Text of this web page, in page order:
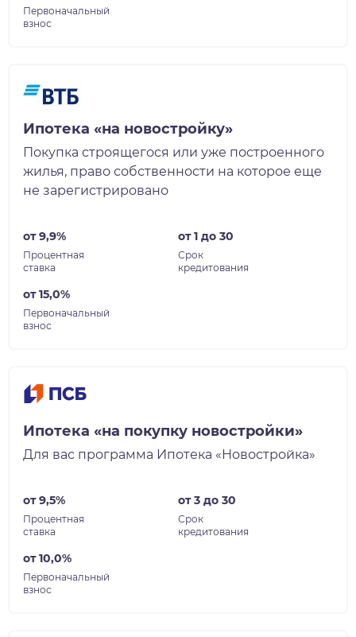
Первоначальный
взнос
Ипотека «на новостройку»
Покупка строящегося или уже построенного
жилья, право собственности на которое еще
не зарегистрировано
от 9,9%
Процентная
ставка
от 1 до 30
Срок
кредитования
от 15,0%
Первоначальный
взнос
Ипотека «на покупку новостройки»
Для вас программа Ипотека «Новостройка»
от 9,5%
Процентная
ставка
от 3 до 30
Срок
кредитования
от 10,0%
Первоначальный
взнос